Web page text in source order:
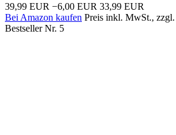
39,99 EUR −6,00 EUR 33,99 EUR
Bei Amazon kaufen Preis inkl. MwSt., zzgl.
Bestseller Nr. 5